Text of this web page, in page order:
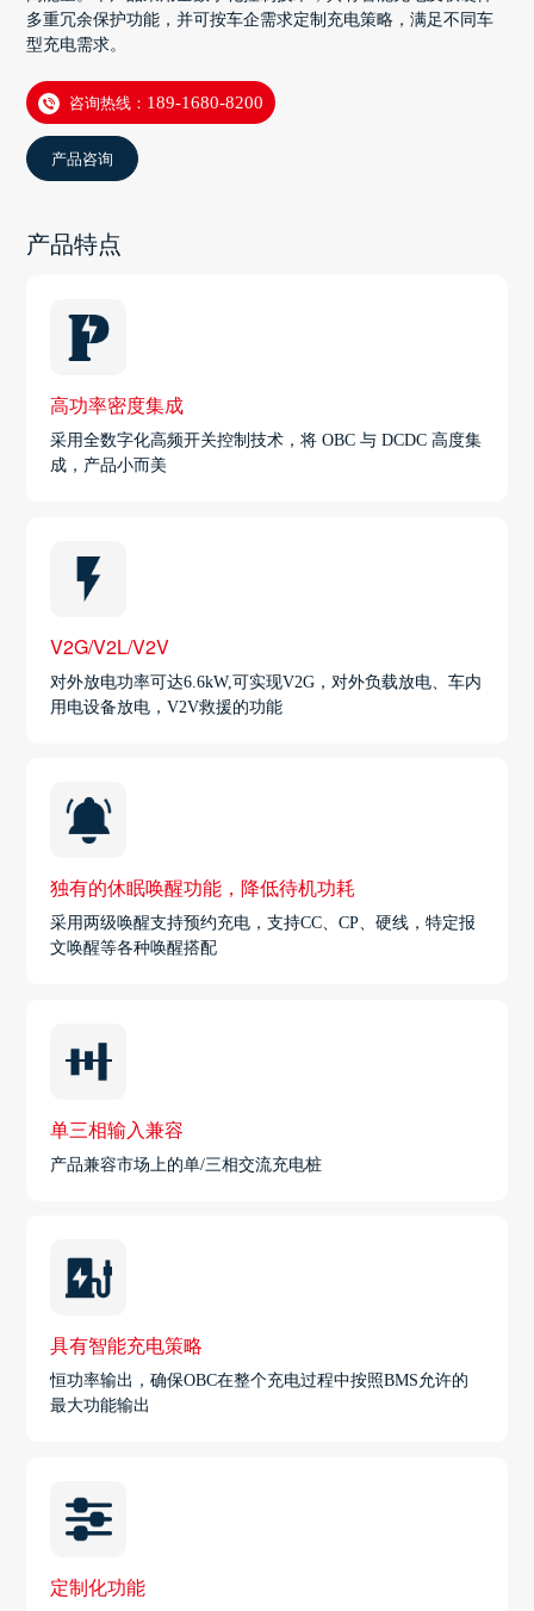
多重冗余保护功能，并可按车企需求定制充电策略，满足不同车
型充电需求。
咨询热线： 189-1680-8200
产品咨询
产品特点
高功率密度集成
采用全数字化高频开关控制技术，将 OBC 与 DCDC 高度集
成，产品小而美
V2G/V2L/V2V
对外放电功率可达6.6kW,可实现V2G，对外负载放电、车内
用电设备放电，V2V救援的功能
独有的休眠唤醒功能，降低待机功耗
采用两级唤醒支持预约充电，支持CC、CP、硬线，特定报
文唤醒等各种唤醒搭配
单三相输入兼容
产品兼容市场上的单/三相交流充电桩
具有智能充电策略
恒功率输出，确保OBC在整个充电过程中按照BMS允许的
最大功能输出
定制化功能